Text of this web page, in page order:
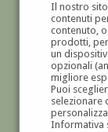
Il nostro
contenuti
contenuto,
prodotti,
un
opzionali
migliore
Puoi
selezionare
Informativa